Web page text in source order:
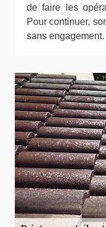
de faire les
Pour continuer,
sans engagement.